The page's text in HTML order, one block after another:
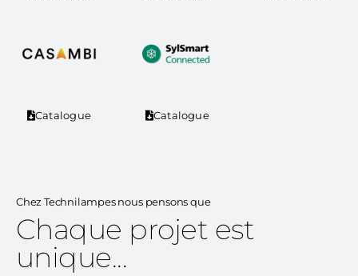
Catalogue Catalogue
Chez Technilampes nous pensons que
Chaque projet est
unique...